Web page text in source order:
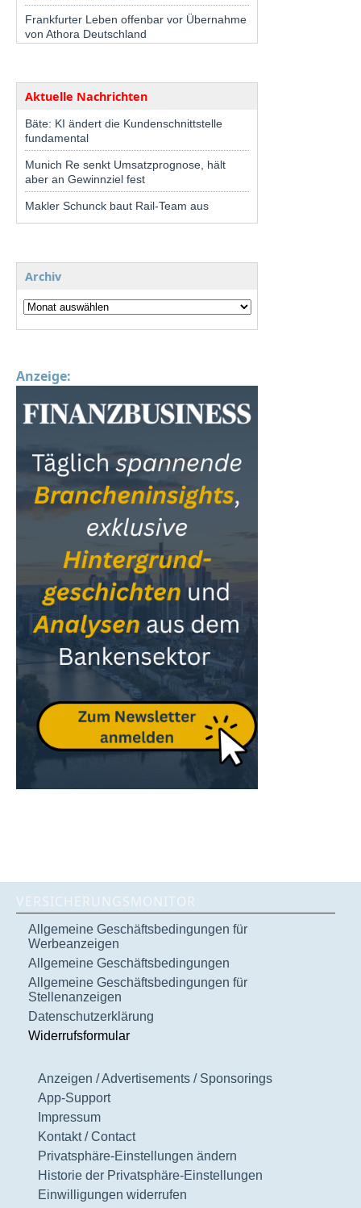
Frankfurter Leben offenbar vor Übernahme
von Athora Deutschland
Aktuelle Nachrichten
Bäte: KI ändert die Kundenschnittstelle
fundamental
Munich Re senkt Umsatzprognose, hält
aber an Gewinnziel fest
Makler Schunck baut Rail-Team aus
Archiv
Anzeige:
VERSICHERUNGSMONITOR
Allgemeine Geschäftsbedingungen für
Werbeanzeigen
Allgemeine Geschäftsbedingungen
Allgemeine Geschäftsbedingungen für
Stellenanzeigen
Datenschutzerklärung
Widerrufsformular
Anzeigen / Advertisements / Sponsorings
App-Support
Impressum
Kontakt / Contact
Privatsphäre-Einstellungen ändern
Historie der Privatsphäre-Einstellungen
Einwilligungen widerrufen